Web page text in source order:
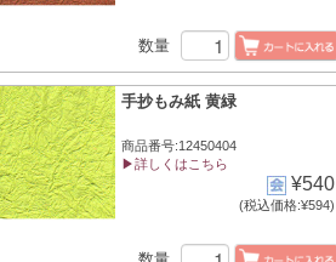
数量
手抄もみ紙 黄緑
商品番号:12450404
▶詳しくはこちら
¥540
(税込価格:¥594)